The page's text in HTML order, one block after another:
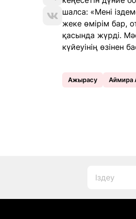
шалса: «Мені
жеке өмірім бар,
қасында жүрді.
күйеуінің өзінен
Ажырасу Аймира